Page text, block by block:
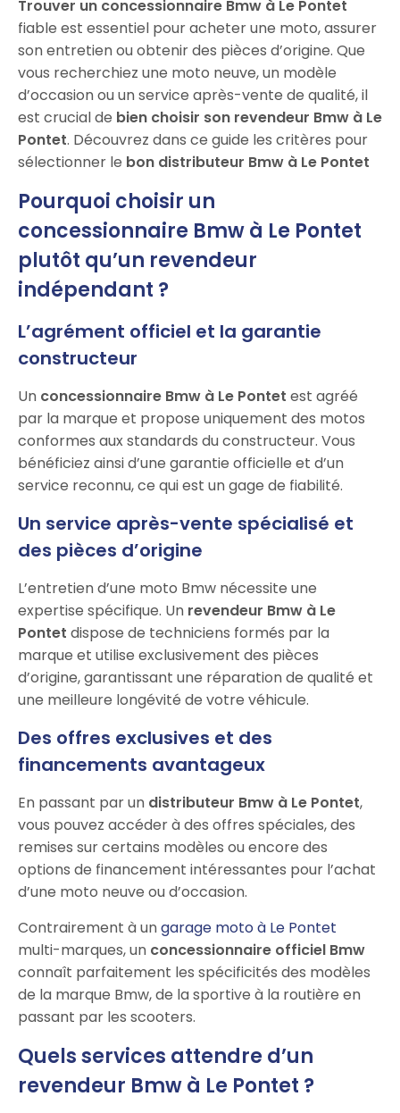
Trouver un concessionnaire Bmw à Le Pontet
fiable est essentiel pour acheter une moto, assurer
son entretien ou obtenir des pièces d’origine. Que
vous recherchiez une moto neuve, un modèle
d’occasion ou un service après-vente de qualité, il
est crucial de bien choisir son revendeur Bmw à Le
Pontet. Découvrez dans ce guide les critères pour
sélectionner le bon distributeur Bmw à Le Pontet
Pourquoi choisir un
concessionnaire Bmw à Le Pontet
plutôt qu’un revendeur
indépendant ?
L’agrément officiel et la garantie
constructeur
Un concessionnaire Bmw à Le Pontet est agréé
par la marque et propose uniquement des motos
conformes aux standards du constructeur. Vous
bénéficiez ainsi d’une garantie officielle et d’un
service reconnu, ce qui est un gage de fiabilité.
Un service après-vente spécialisé et
des pièces d’origine
L’entretien d’une moto Bmw nécessite une
expertise spécifique. Un revendeur Bmw à Le
Pontet dispose de techniciens formés par la
marque et utilise exclusivement des pièces
d’origine, garantissant une réparation de qualité et
une meilleure longévité de votre véhicule.
Des offres exclusives et des
financements avantageux
En passant par un distributeur Bmw à Le Pontet,
vous pouvez accéder à des offres spéciales, des
remises sur certains modèles ou encore des
options de financement intéressantes pour l’achat
d’une moto neuve ou d’occasion.
Contrairement à ungarage moto à Le Pontet
multi-marques, un concessionnaire officiel Bmw
connaît parfaitement les spécificités des modèles
de la marque Bmw, de la sportive à la routière en
passant par les scooters.
Quels services attendre d’un
revendeur Bmw à Le Pontet ?